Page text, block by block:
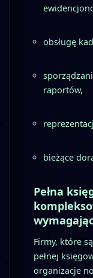
obsługę
raportów,
bieżące
Pełna
Firmy, które
pełnej
organizacje